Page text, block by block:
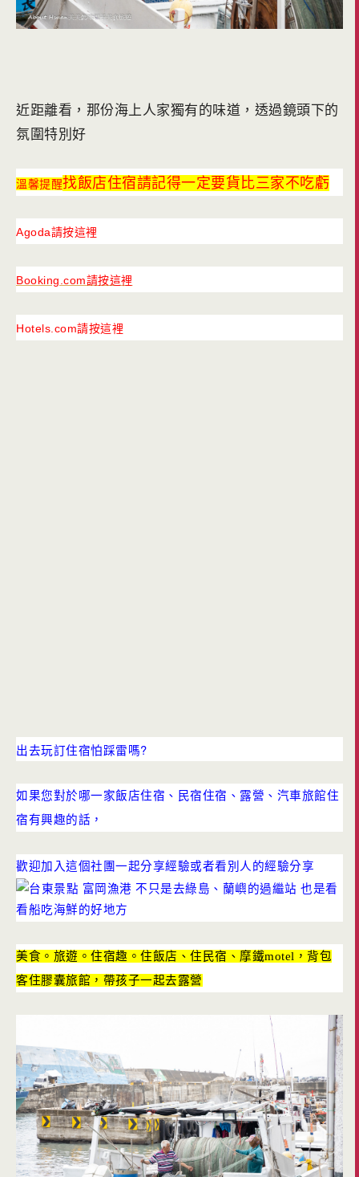
近距離看，那份海上人家獨有的味道，透過鏡頭下的
氛圍特別好
溫馨提醒找飯店住宿請記得一定要貨比三家不吃虧
Agoda請按這裡
Booking.com請按這裡
Hotels.com請按這裡
出去玩訂住宿怕踩雷嗎?
如果您對於哪一家飯店住宿、民宿住宿、露營、汽車旅館住
宿有興趣的話，
歡迎加入這個社團一起分享經驗或者看別人的經驗分享
美食。旅遊。住宿趣。住飯店、住民宿、摩鐵motel，背包
客住膠囊旅館，帶孩子一起去露營